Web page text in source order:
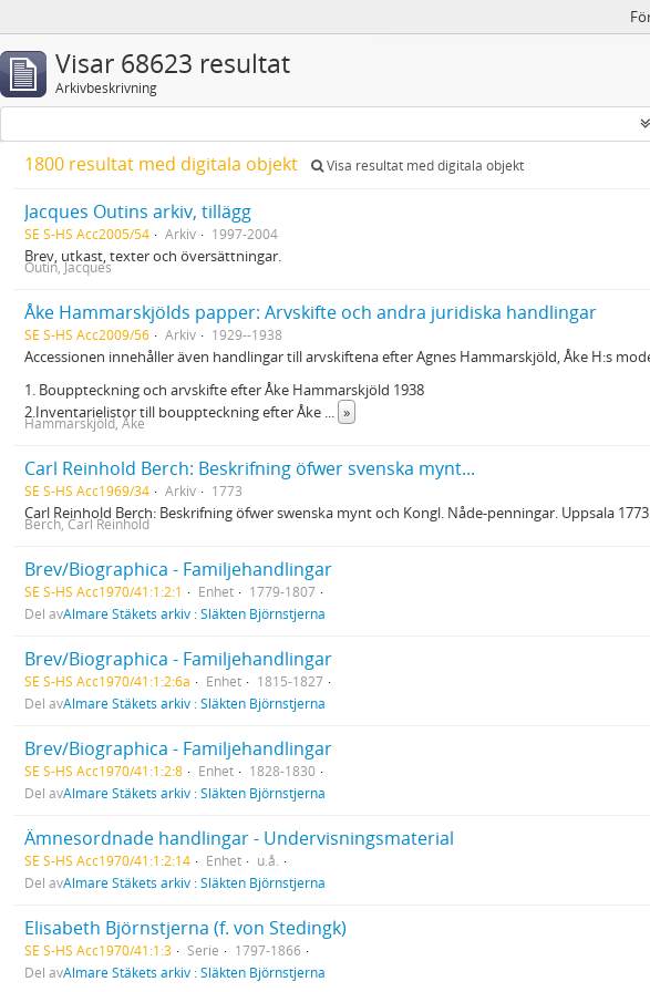
Visar 68623 resultat
Arkivbeskrivning
1800 resultat med digitala objekt Visa resultat med digitala objekt
Jacques Outins arkiv, tillägg
SE S-HS Acc2005/54 Arkiv 1997-2004
Brev, utkast, texter och översättningar.
Outin, Jacques
Åke Hammarskjölds papper: Arvskifte och andra juridiska handlingar
SE S-HS Acc2009/56 Arkiv 1929--1938
Accessionen innehåller även handlingar till arvskiftena efter Agnes Hammarskjöld, Åke H:s
1. Bouppteckning och arvskifte efter Åke Hammarskjöld 1938
2.Inventarielistor till bouppteckning efter Åke ... »
Hammarskjöld, Åke
Carl Reinhold Berch: Beskrifning öfwer svenska mynt...
SE S-HS Acc1969/34 Arkiv 1773
Carl Reinhold Berch: Beskrifning öfwer swenska mynt och Kongl. Nåde-penningar. Uppsala
Berch, Carl Reinhold
Brev/Biographica - Familjehandlingar
SE S-HS Acc1970/41:1:2:1 Enhet
1779-1807
Del avAlmare Stäkets arkiv : Släkten Björnstjerna
Brev/Biographica - Familjehandlingar
SE S-HS Acc1970/41:1:2:6a Enhet
1815-1827
Del avAlmare Stäkets arkiv : Släkten Björnstjerna
Brev/Biographica - Familjehandlingar
SE S-HS Acc1970/41:1:2:8 Enhet
1828-1830
Del avAlmare Stäkets arkiv : Släkten Björnstjerna
Ämnesordnade handlingar - Undervisningsmaterial
SE S-HS Acc1970/41:1:2:14 Enhet
u.å.
Del avAlmare Stäkets arkiv : Släkten Björnstjerna
Elisabeth Björnstjerna (f. von Stedingk)
SE S-HS Acc1970/41:1:3 Serie
1797-1866
Del avAlmare Stäkets arkiv : Släkten Björnstjerna